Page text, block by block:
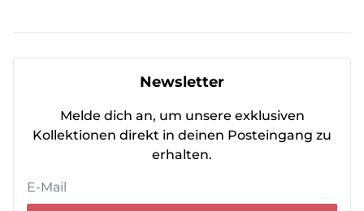
Newsletter
Melde dich an, um unsere exklusiven
Kollektionen direkt in deinen Posteingang zu
erhalten.